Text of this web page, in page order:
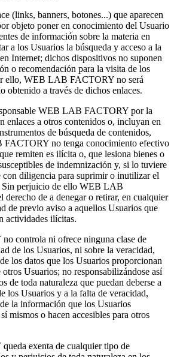
(links, banners, botones...) que aparecen
objeto poner en conocimiento del Usuario
de información sobre la materia en
a los Usuarios la búsqueda y acceso a la
Internet; dichos dispositivos no suponen
o recomendación para la visita de los
ello, WEB LAB FACTORY no será
obtenido a través de dichos enlaces.
WEB LAB FACTORY por la
enlaces a otros contenidos o, incluyan en
de búsqueda de contenidos,
no tenga conocimiento efectivo
remiten es ilícita o, que lesiona bienes o
de indemnización y, si lo tuviere
con diligencia para suprimir o inutilizar el
Sin perjuicio de ello WEB LAB
derecho de a denegar o retirar, en cualquier
de previo aviso a aquellos Usuarios que
actividades ilícitas.
controla ni ofrece ninguna clase de
de los Usuarios, ni sobre la veracidad,
los datos que los Usuarios proporcionan
Usuarios; no responsabilizándose así
de toda naturaleza que puedan deberse a
los Usuarios y a la falta de veracidad,
la información que los Usuarios
mismos o hacen accesibles para otros
exenta de cualquier tipo de